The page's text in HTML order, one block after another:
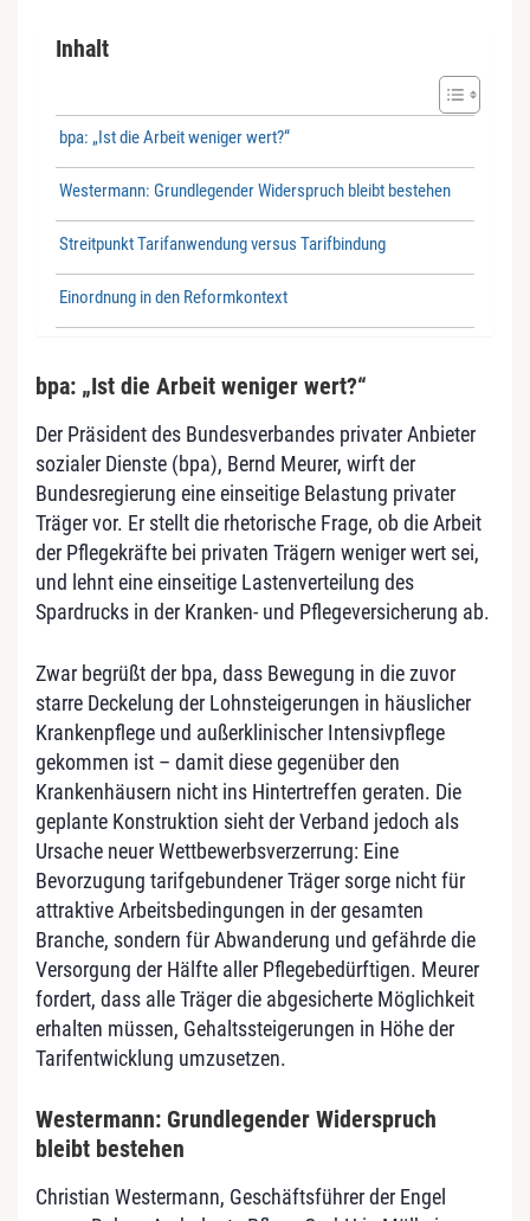
Inhalt
bpa: „Ist die Arbeit weniger wert?“
Westermann: Grundlegender Widerspruch bleibt bestehen
Streitpunkt Tarifanwendung versus Tarifbindung
Einordnung in den Reformkontext
bpa: „Ist die Arbeit weniger wert?“
Der Präsident des Bundesverbandes privater Anbieter
sozialer Dienste (bpa), Bernd Meurer, wirft der
Bundesregierung eine einseitige Belastung privater
Träger vor. Er stellt die rhetorische Frage, ob die Arbeit
der Pflegekräfte bei privaten Trägern weniger wert sei,
und lehnt eine einseitige Lastenverteilung des
Spardrucks in der Kranken- und Pflegeversicherung ab.
Zwar begrüßt der bpa, dass Bewegung in die zuvor
starre Deckelung der Lohnsteigerungen in häuslicher
Krankenpflege und außerklinischer Intensivpflege
gekommen ist – damit diese gegenüber den
Krankenhäusern nicht ins Hintertreffen geraten. Die
geplante Konstruktion sieht der Verband jedoch als
Ursache neuer Wettbewerbsverzerrung: Eine
Bevorzugung tarifgebundener Träger sorge nicht für
attraktive Arbeitsbedingungen in der gesamten
Branche, sondern für Abwanderung und gefährde die
Versorgung der Hälfte aller Pflegebedürftigen. Meurer
fordert, dass alle Träger die abgesicherte Möglichkeit
erhalten müssen, Gehaltssteigerungen in Höhe der
Tarifentwicklung umzusetzen.
Westermann: Grundlegender Widerspruch
bleibt bestehen
Christian Westermann, Geschäftsführer der Engel